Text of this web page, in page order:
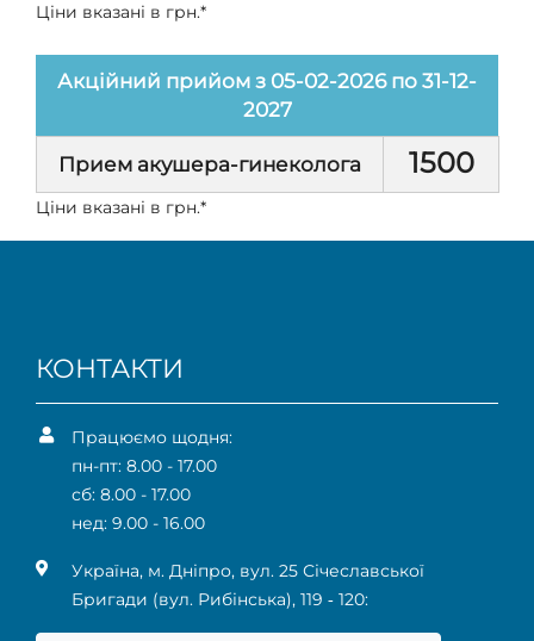
Ціни вказані в грн.*
Акційний прийом з 05-02-2026 по 31-12-
2027
Прием акушера-гинеколога 1500
Ціни вказані в грн.*
КОНТАКТИ
Працюємо щодня:
пн-пт: 8.00 - 17.00
сб: 8.00 - 17.00
нед: 9.00 - 16.00
Українa, м. Дніпро, вул. 25 Січеславської
Бригади (вул. Рибінська), 119 ‑ 120: